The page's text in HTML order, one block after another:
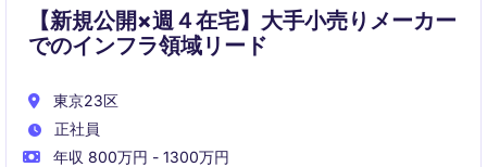
【新規公開×週４在宅】大手小売りメーカー
でのインフラ領域リード
東京23区
正社員
年収 800万円 - 1300万円